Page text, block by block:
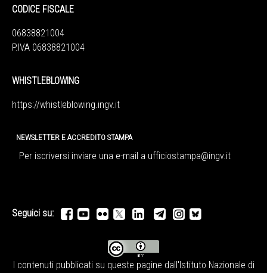
CODICE FISCALE
06838821004
P.IVA 06838821004
WHISTLEBLOWING
https://whistleblowing.ingv.it
NEWSLETTER E ACCREDITO STAMPA
Per iscriversi inviare una e-mail a ufficiostampa@ingv.it
Seguici su:
I contenuti pubblicati su queste pagine dall' Istituto Nazionale di